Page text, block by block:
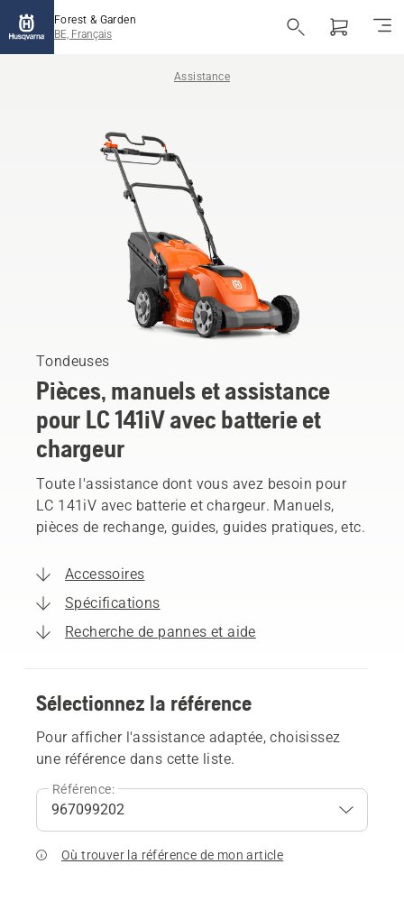
Forest & Garden
BE, Français
Assistance
Tondeuses
Pièces, manuels et assistance
pour LC 141iV avec batterie et
chargeur
Toute l'assistance dont vous avez besoin pour
LC 141iV avec batterie et chargeur. Manuels,
pièces de rechange, guides, guides pratiques, etc.
Accessoires
Spécifications
Recherche de pannes et aide
Sélectionnez la référence
Pour afficher l'assistance adaptée, choisissez
une référence dans cette liste.
Référence:
Où trouver la référence de mon article